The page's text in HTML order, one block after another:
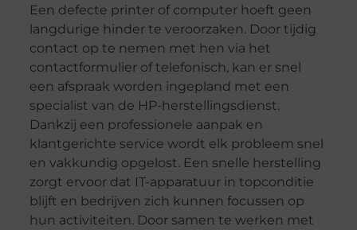
Een defecte printer of computer hoeft geen
langdurige hinder te veroorzaken. Door tijdig
contact op te nemen met hen via het
contactformulier of telefonisch, kan er snel
een afspraak worden ingepland met een
specialist van de HP-herstellingsdienst.
Dankzij een professionele aanpak en
klantgerichte service wordt elk probleem snel
en vakkundig opgelost. Een snelle herstelling
zorgt ervoor dat IT-apparatuur in topconditie
blijft en bedrijven zich kunnen focussen op
hun activiteiten. Door samen te werken met